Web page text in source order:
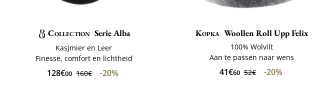
Collection Serie Alba
Kasjmier en Leer
Finesse, comfort en lichtheid
128€00 160€ -20%
Kopka Woollen Roll Upp Felix
100% Wolvilt
Aan te passen naar wens
41€60 52€ -20%